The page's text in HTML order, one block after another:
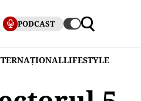
PODCAST
LIFESTYLE